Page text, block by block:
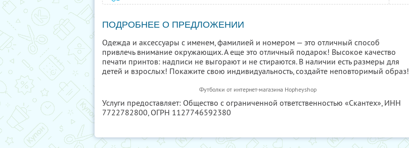
ПОДРОБНЕЕ О ПРЕДЛОЖЕНИИ
Одежда и аксессуары с именем, фамилией и номером — это отличный способ
привлечь внимание окружающих. А еще это отличный подарок! Высокое качество
печати принтов: надписи не выгорают и не стираются. В наличии есть размеры для
детей и взрослых! Покажите свою индивидуальность, создайте неповторимый образ!
Футболки от интернет-магазина Hopheyshop
Услуги предоставляет: Общество с ограниченной ответственностью «Скантех», ИНН
7722782800, ОГРН 1127746592380